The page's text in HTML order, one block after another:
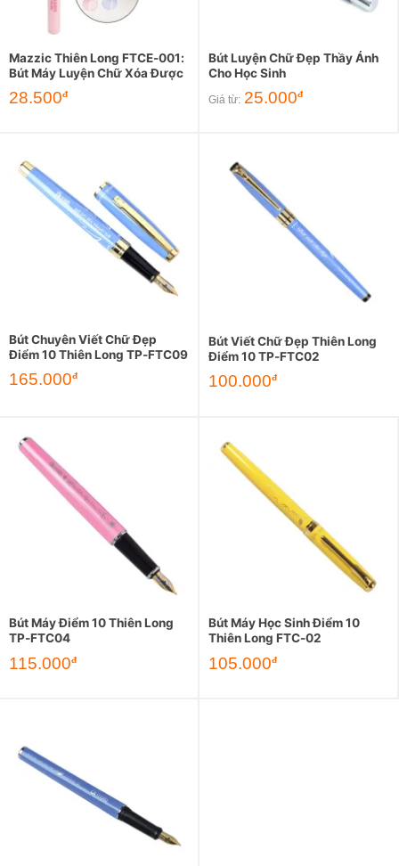
Mazzic Thiên Long FTCE-001:
Bút Máy Luyện Chữ Xóa Được
28.500đ
Bút Luyện Chữ Đẹp Thầy Ánh
Cho Học Sinh
Giá từ: 25.000đ
Bút Chuyên Viết Chữ Đẹp
Điểm 10 Thiên Long TP-FTC09
165.000đ
Bút Viết Chữ Đẹp Thiên Long
Điểm 10 TP-FTC02
100.000đ
Bút Máy Điểm 10 Thiên Long
TP-FTC04
115.000đ
Bút Máy Học Sinh Điểm 10
Thiên Long FTC-02
105.000đ